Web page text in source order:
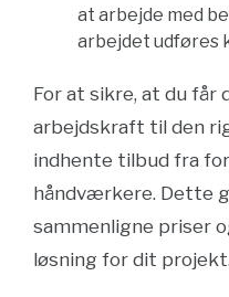
at arbejde med
arbejdet udføres
For at sikre, at du får
arbejdskraft til den
indhente tilbud fra
håndværkere. Dette
sammenligne priser
løsning for dit